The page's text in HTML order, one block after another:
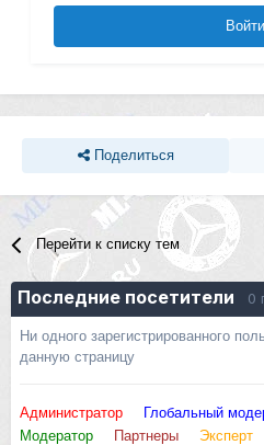
Войти
Поделиться
Перейти к списку тем
Последние посетители 0
Ни одного зарегистрированного
данную страницу
Администратор Глобальный
Модератор
Партнеры Эксперт